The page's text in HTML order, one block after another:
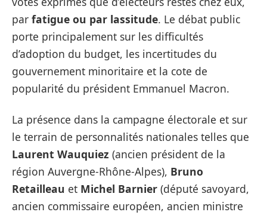
par fatigue ou par lassitude. Le débat public
porte principalement sur les difficultés
d’adoption du budget, les incertitudes du
gouvernement minoritaire et la cote de
popularité du président Emmanuel Macron.
La présence dans la campagne électorale et sur
le terrain de personnalités nationales telles que
Laurent Wauquiez (ancien président de la
région Auvergne-Rhône-Alpes), Bruno
Retailleau et Michel Barnier (député savoyard,
ancien commissaire européen, ancien ministre